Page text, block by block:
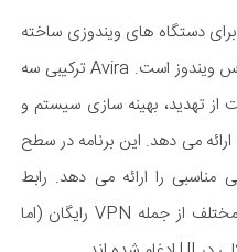
دستگاه های ویندوزی ساخته
شده است و یکی از بهترین انتی ویروس ویندوز است. Avira ترکیبی سه
تهدید، بهینه سازی سیستم و
می دهد. این برنامه در سطح
مناسبی را ارائه می دهد. رابط
کاربری هوشمند است و ویژگی های مختلف از جمله VPN رایگان (اما